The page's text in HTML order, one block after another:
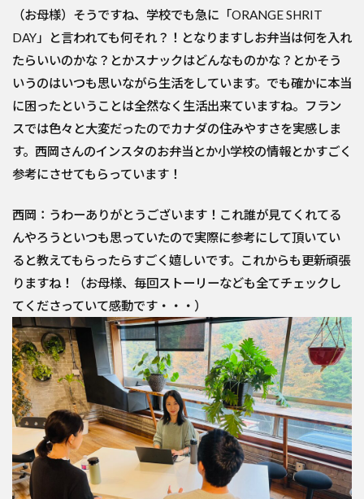
（お母様）そうですね、学校でも急に「ORANGE SHRIT
DAY」と言われても何それ？！となりますしお弁当は何を入れ
たらいいのかな？とかスナックはどんなものかな？とかそう
いうのはいつも思いながら生活をしています。でも確かに本当
に困ったということは全然なく生活出来ていますね。フラン
スでは色々と大変だったのでカナダの住みやすさを実感しま
す。西岡さんのインスタのお弁当とか小学校の情報とかすごく
参考にさせてもらっています！
西岡：うわーありがとうございます！これ誰が見てくれてる
んやろうといつも思っていたので実際に参考にして頂いてい
ると教えてもらったらすごく嬉しいです。これからも更新頑張
りますね！（お母様、毎回ストーリーなども全てチェックし
てくださっていて感動です・・・）